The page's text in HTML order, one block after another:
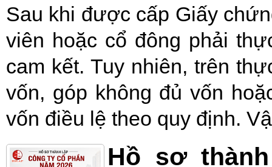
Sau khi được cấp Giấy
viên hoặc cổ đông phải
cam kết. Tuy nhiên, trên
vốn, góp không đủ vốn
vốn điều lệ theo quy định.
Hồ sơ